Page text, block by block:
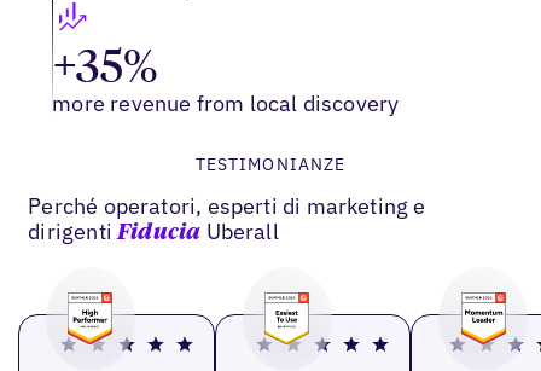
+35%
more revenue from local discovery
TESTIMONIANZE
Perché operatori, esperti di marketing e
dirigenti Fiducia Uberall